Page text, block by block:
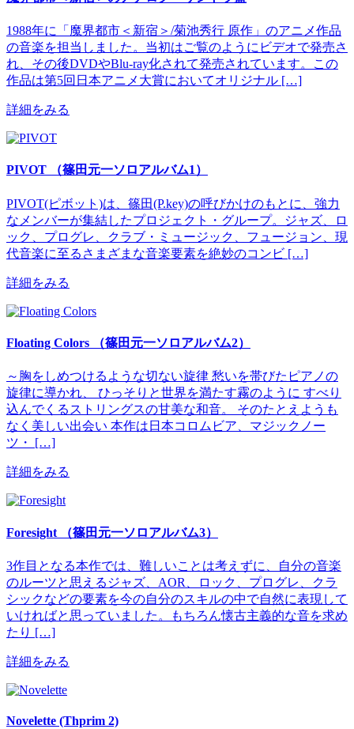
1988年に「魔界都市＜新宿＞/菊池秀行 原作」のアニメ作品
の音楽を担当しました。当初はご覧のようにビデオで発売さ
れ、その後DVDやBlu-ray化されて発売されています。この
作品は第5回日本アニメ大賞においてオリジナル […]
詳細をみる
PIVOT （篠田元一ソロアルバム1）
PIVOT(ピボット)は、篠田(P.key)の呼びかけのもとに、強力
なメンバーが集結したプロジェクト・グループ。ジャズ、ロ
ック、プログレ、クラブ・ミュージック、フュージョン、現
代音楽に至るさまざまな音楽要素を絶妙のコンビ […]
詳細をみる
Floating Colors （篠田元一ソロアルバム2）
～胸をしめつけるような切ない旋律 愁いを帯びたピアノの
旋律に導かれ、 ひっそりと世界を満たす霧のように すべり
込んでくるストリングスの甘美な和音。 そのたとえようも
なく美しい出会い 本作は日本コロムビア、マジックノー
ツ・ […]
詳細をみる
Foresight （篠田元一ソロアルバム3）
3作目となる本作では、難しいことは考えずに、自分の音楽
のルーツと思えるジャズ、AOR、ロック、プログレ、クラ
シックなどの要素を今の自分のスキルの中で自然に表現して
いければと思っていました。もちろん懐古主義的な音を求め
たり […]
詳細をみる
Novelette (Thprim 2)